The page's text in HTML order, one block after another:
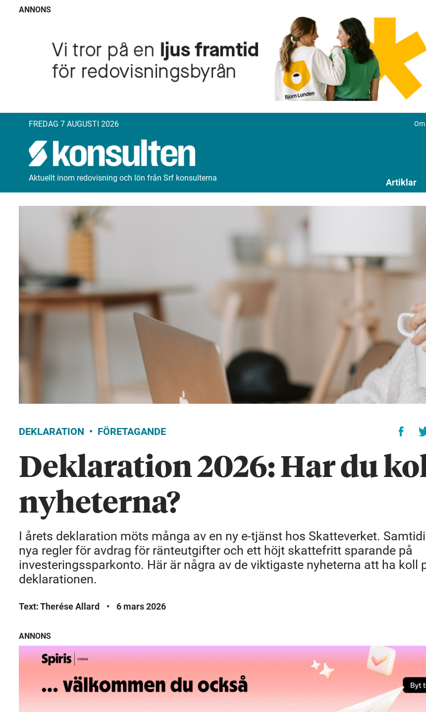
ANNONS
FREDAG 7 AUGUSTI 2026
Aktuellt inom redovisning och lön från Srf konsulterna Artiklar
DEKLARATION FÖRETAGANDE
Deklaration 2026: Har du
nyheterna?
I årets deklaration möts många av en ny e-tjänst hos Skatteverket.
nya regler för avdrag för ränteutgifter och ett höjt skattefritt sparande på
investeringssparkonto. Här är några av de viktigaste nyheterna att ha koll
deklarationen.
Text: Therése Allard • 6 mars 2026
ANNONS